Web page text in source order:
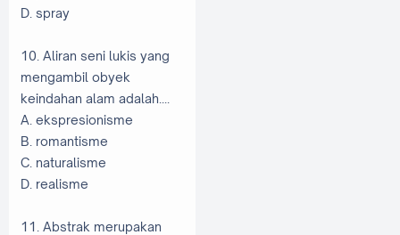
D. spray
10. Aliran seni lukis yang
mengambil obyek
keindahan alam adalah....
A. ekspresionisme
B. romantisme
C. naturalisme
D. realisme
11. Abstrak merupakan